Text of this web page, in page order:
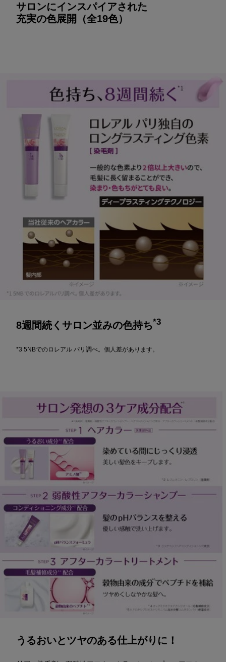
サロンにインスパイアされた
充実の色展開（全19色）
8週間続くサロン並みの色持ち*3
*3 5NBでのロレアル パリ調べ。個人差があります。
うるおいとツヤのある仕上がりに！